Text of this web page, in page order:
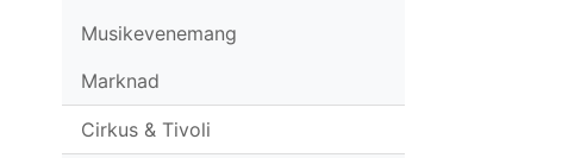
Musikevenemang
Marknad
Cirkus & Tivoli